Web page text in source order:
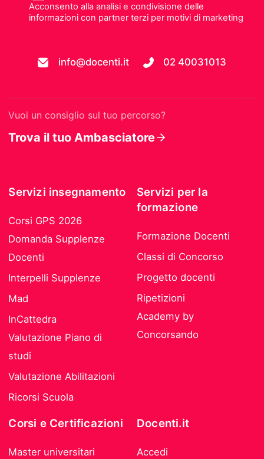
Acconsento alla analisi e condivisione delle
informazioni con partner terzi per motivi di marketing
info@docenti.it 02 40031013
Vuoi un consiglio sul tuo percorso?
Trova il tuo Ambasciatore
Servizi insegnamento
Corsi GPS 2026
Domanda Supplenze
Docenti
Interpelli Supplenze
Mad
InCattedra
Valutazione Piano di
studi
Valutazione Abilitazioni
Ricorsi Scuola
Servizi per la
formazione
Formazione Docenti
Classi di Concorso
Progetto docenti
Ripetizioni
Academy by
Concorsando
Corsi e Certificazioni
Master universitari
Docenti.it
Accedi